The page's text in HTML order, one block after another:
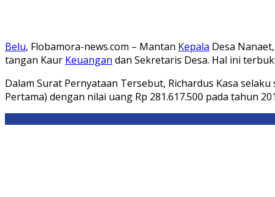
Belu, Flobamora-news.com – Mantan Kepala Desa
tangan Kaur Keuangan dan Sekretaris Desa. Hal ini
Dalam Surat Pernyataan Tersebut, Richardus Kasa
Pertama) dengan nilai uang Rp 281.617.500 pada tahun